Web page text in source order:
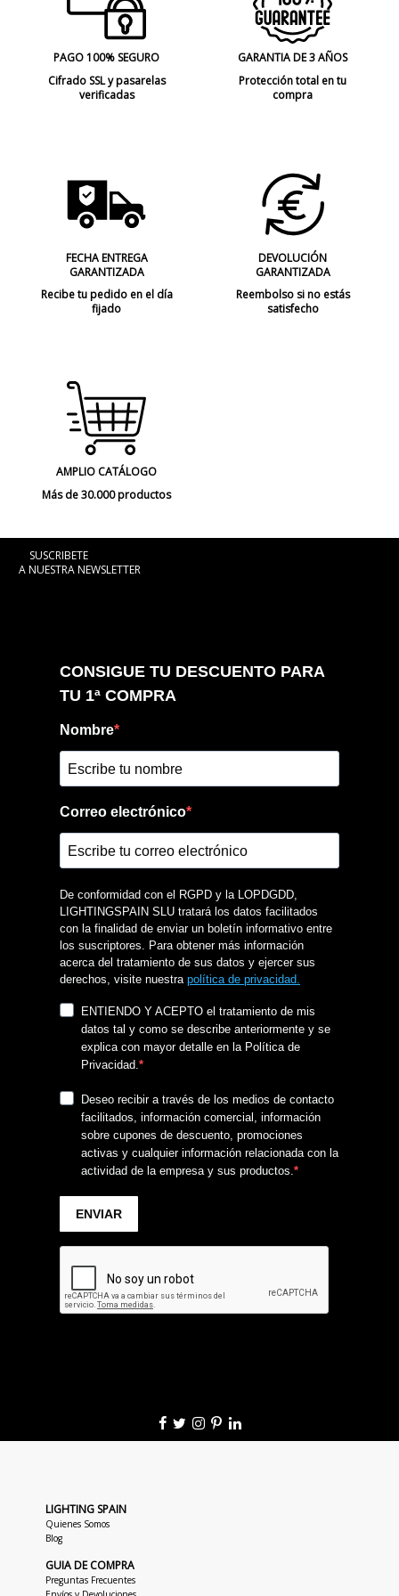
PAGO 100% SEGURO
Cifrado SSL y pasarelas
verificadas
GARANTIA DE 3 AÑOS
Protección total en tu
compra
FECHA ENTREGA
GARANTIZADA
Recibe tu pedido en el día
fijado
DEVOLUCIÓN
GARANTIZADA
Reembolso si no estás
satisfecho
AMPLIO CATÁLOGO
Más de 30.000 productos
SUSCRIBETE
A NUESTRA NEWSLETTER
LIGHTING SPAIN
Quienes Somos
Blog
GUIA DE COMPRA
Preguntas Frecuentes